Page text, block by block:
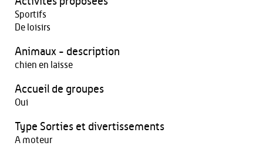
Sportifs
De loisirs
Animaux - description
chien en laisse
Accueil de groupes
Oui
Type Sorties et divertissements
A moteur